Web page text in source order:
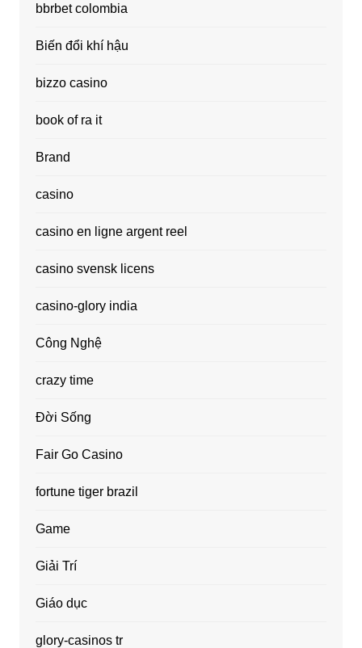
bbrbet colombia
Biến đổi khí hậu
bizzo casino
book of ra it
Brand
casino
casino en ligne argent reel
casino svensk licens
casino-glory india
Công Nghệ
crazy time
Đời Sống
Fair Go Casino
fortune tiger brazil
Game
Giải Trí
Giáo dục
glory-casinos tr